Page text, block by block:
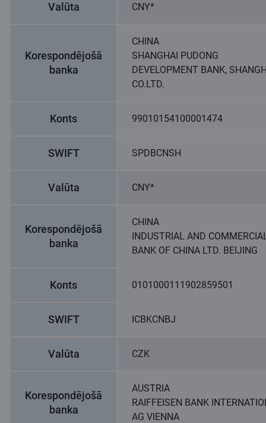
Valūta CNY*
Korespondējošā
banka
CHINA
SHANGHAI PUDONG
DEVELOPMENT BANK,
CO.LTD.
Konts 99010154100001474
SWIFT SPDBCNSH
Valūta CNY*
Korespondējošā
banka
CHINA
INDUSTRIAL AND
BANK OF CHINA LTD. BEIJING
Konts 0101000111902859501
SWIFT ICBKCNBJ
Valūta CZK
Korespondējošā
banka
AUSTRIA
RAIFFEISEN BANK
AG VIENNA